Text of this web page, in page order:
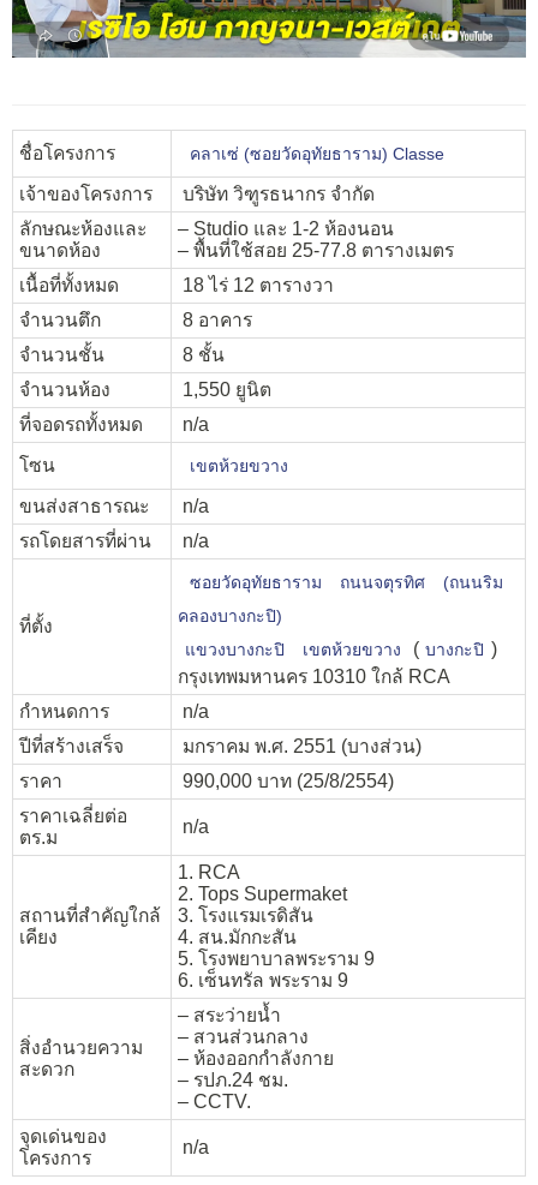
ชื่อโครงการ คลาเซ่ (ซอยวัดอุทัยธาราม) Classe
เจ้าของโครงการ
บริษัท วิฑูรธนากร จำกัด
ลักษณะห้องและ
ขนาดห้อง
– Studio และ 1-2 ห้องนอน
– พื้นที่ใช้สอย 25-77.8 ตารางเมตร
เนื้อที่ทั้งหมด
18 ไร่ 12 ตารางวา
จำนวนตึก
8 อาคาร
จำนวนชั้น
8 ชั้น
จำนวนห้อง
1,550 ยูนิต
ที่จอดรถทั้งหมด
n/a
โซน
เขตห้วยขวาง
ขนส่งสาธารณะ
n/a
รถโดยสารที่ผ่าน
n/a
ที่ตั้ง
ซอยวัดอุทัยธาราม ถนนจตุรทิศ
(ถนนริม
คลองบางกะปิ)
แขวงบางกะปิ
เขตห้วยขวาง ( บางกะปิ )
กรุงเทพมหานคร 10310 ใกล้ RCA
กำหนดการ
n/a
ปีที่สร้างเสร็จ
มกราคม พ.ศ. 2551 (บางส่วน)
ราคา
990,000 บาท (25/8/2554)
ราคาเฉลี่ยต่อ
ตร.ม
n/a
สถานที่สำคัญใกล้
เคียง
1. RCA
2. Tops Supermaket
3. โรงแรมเรดิสัน
4. สน.มักกะสัน
5. โรงพยาบาลพระราม 9
6. เซ็นทรัล พระราม 9
สิ่งอำนวยความ
สะดวก
– สระว่ายน้ำ
– สวนส่วนกลาง
– ห้องออกกำลังกาย
– รปภ.24 ชม.
– CCTV.
จุดเด่นของ
โครงการ
n/a